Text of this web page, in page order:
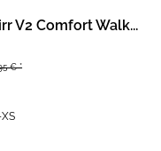
V2 Comfort Walk...
€ *